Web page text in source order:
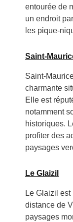
entourée de
un endroit
les pique-
Saint-
Saint-
charmante
Elle est
notamment
historiques.
profiter des
paysages
Le Glaizil
Le Glaizil
distance de
paysages